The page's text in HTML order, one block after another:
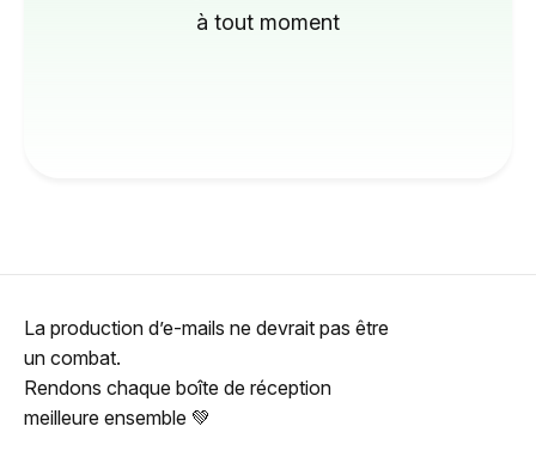
à tout moment
La production d’e-mails ne devrait pas être
un combat.
Rendons chaque boîte de réception
meilleure ensemble 💚